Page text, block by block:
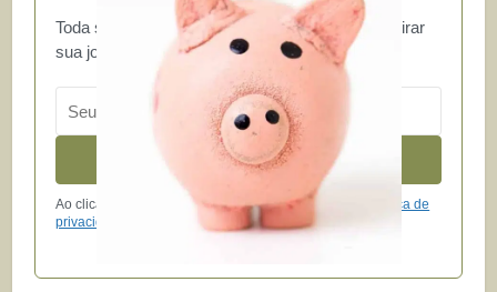
Toda semana, uma seleção de artigos para inspirar
sua jornada de
autoconhecimento.
Inscrever
Ao clicar, você concorda com osTermos de uso
Política de
privacidade